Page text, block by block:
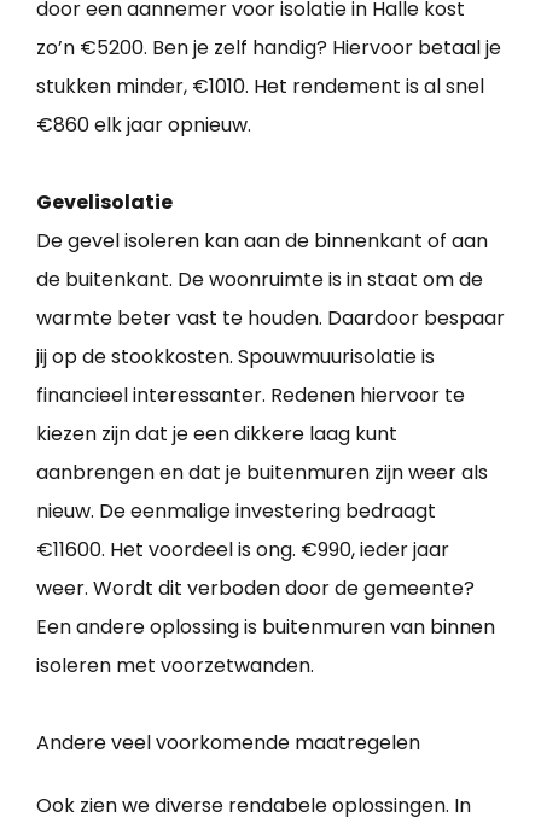
door een aannemer voor isolatie in Halle kost
zo’n €5200. Ben je zelf handig? Hiervoor betaal je
stukken minder, €1010. Het rendement is al snel
€860 elk jaar opnieuw.
Gevelisolatie
De gevel isoleren kan aan de binnenkant of aan
de buitenkant. De woonruimte is in staat om de
warmte beter vast te houden. Daardoor bespaar
jij op de stookkosten. Spouwmuurisolatie is
financieel interessanter. Redenen hiervoor te
kiezen zijn dat je een dikkere laag kunt
aanbrengen en dat je buitenmuren zijn weer als
nieuw. De eenmalige investering bedraagt
€11600. Het voordeel is ong. €990, ieder jaar
weer. Wordt dit verboden door de gemeente?
Een andere oplossing is buitenmuren van binnen
isoleren met voorzetwanden.
Andere veel voorkomende maatregelen
Ook zien we diverse rendabele oplossingen. In